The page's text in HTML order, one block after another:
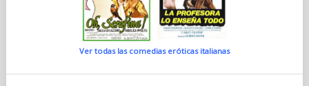
Ver todas las comedias eróticas italianas